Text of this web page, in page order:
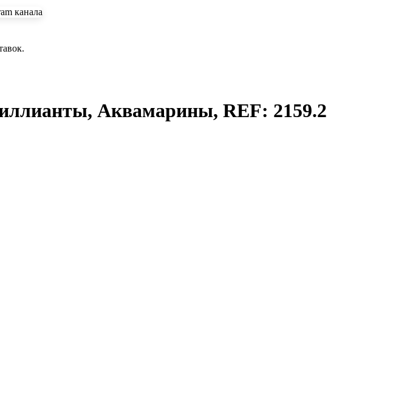
Аквамарины, REF: 2159.2